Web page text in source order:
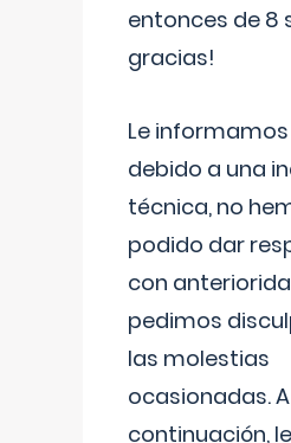
entonces de 8
gracias!
Le informamos
debido a una
técnica, no
podido dar
con
pedimos
las molestias
ocasionadas. A
continuación,